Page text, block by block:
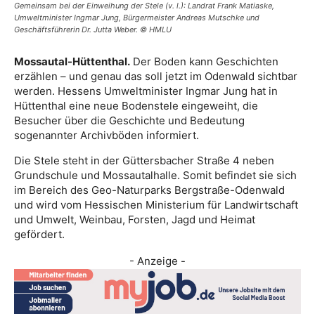
Gemeinsam bei der Einweihung der Stele (v. l.): Landrat Frank Matiaske,
Umweltminister Ingmar Jung, Bürgermeister Andreas Mutschke und
Geschäftsführerin Dr. Jutta Weber. © HMLU
Mossautal-Hüttenthal. Der Boden kann Geschichten
erzählen – und genau das soll jetzt im Odenwald sichtbar
werden. Hessens Umweltminister Ingmar Jung hat in
Hüttenthal eine neue Bodenstele eingeweiht, die
Besucher über die Geschichte und Bedeutung
sogenannter Archivböden informiert.
Die Stele steht in der Güttersbacher Straße 4 neben
Grundschule und Mossautalhalle. Somit befindet sie sich
im Bereich des Geo-Naturparks Bergstraße-Odenwald
und wird vom Hessischen Ministerium für Landwirtschaft
und Umwelt, Weinbau, Forsten, Jagd und Heimat
gefördert.
- Anzeige -